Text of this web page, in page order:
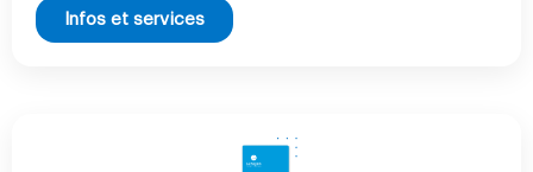
Infos et services